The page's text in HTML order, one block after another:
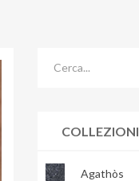
COLLEZIONI
Agathòs